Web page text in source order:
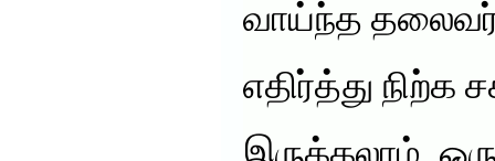
வாய்ந்த
எதிர்த்து நிற்க